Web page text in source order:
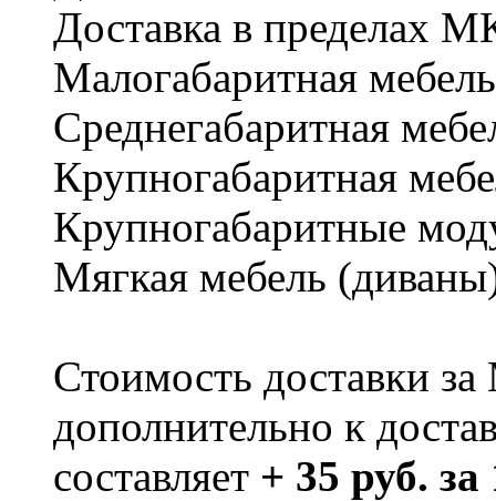
Доставка в пределах
Малогабаритная
Cреднегабаритная
Крупногабаритная
Крупногабаритные
Мягкая мебель
Стоимость доставки
дополнительно к
составляет + 35 руб.